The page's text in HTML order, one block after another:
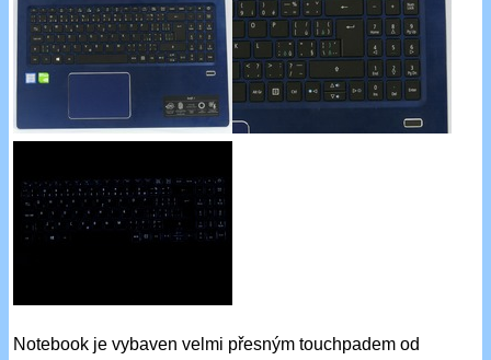
Notebook je vybaven velmi přesným touchpadem od